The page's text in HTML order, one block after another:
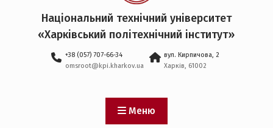
ХПІ уклав угоду про
партнерство з ДержНДІ
технологій кібербезпеки
Головнокомандувачем
Збройних Сил України
участю ХПІ обговорили
перспективи українсько-
іспанського
Національний технічний університет
«Харківський політехнічний iнститут»
+38 (057) 707-66-34
omsroot@kpi.kharkov.ua
вул. Кирпичова, 2
Харків, 61002
Меню